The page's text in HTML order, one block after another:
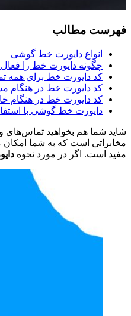
فهرست مطالب
انواع دایورت خط گوشی
چگونه دایورت خط را فعال
کد دایورت خط برای همه
کد دایورت خط در هنگام
کد دایورت خط در هنگام
دایورت خط گوشی با
شاید شما هم بخواهید تماس‌های
مخابراتی است که به شما
مفید است. اگر در مورد نحوه